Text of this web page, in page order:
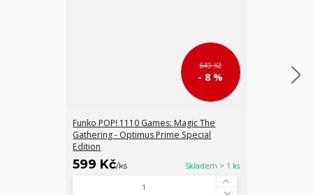
649 Kč
- 8 %
Funko POP! 1110 Games: Magic The
Gathering - Optimus Prime Special
Edition
599 Kč/ks Skladem > 1 ks